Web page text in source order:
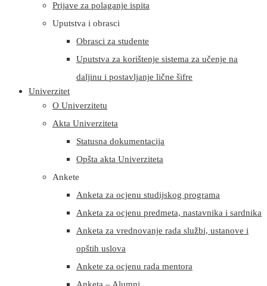
Prijave za polaganje ispita
Uputstva i obrasci
Obrasci za studente
Uputstva za korištenje sistema za učenje na
daljinu i postavljanje lične šifre
Univerzitet
O Univerzitetu
Akta Univerziteta
Statusna dokumentacija
Opšta akta Univerziteta
Ankete
Anketa za ocjenu studijskog programa
Anketa za ocjenu predmeta, nastavnika i sardnika
Anketa za vrednovanje rada službi, ustanove i
opštih uslova
Ankete za ocjenu rada mentora